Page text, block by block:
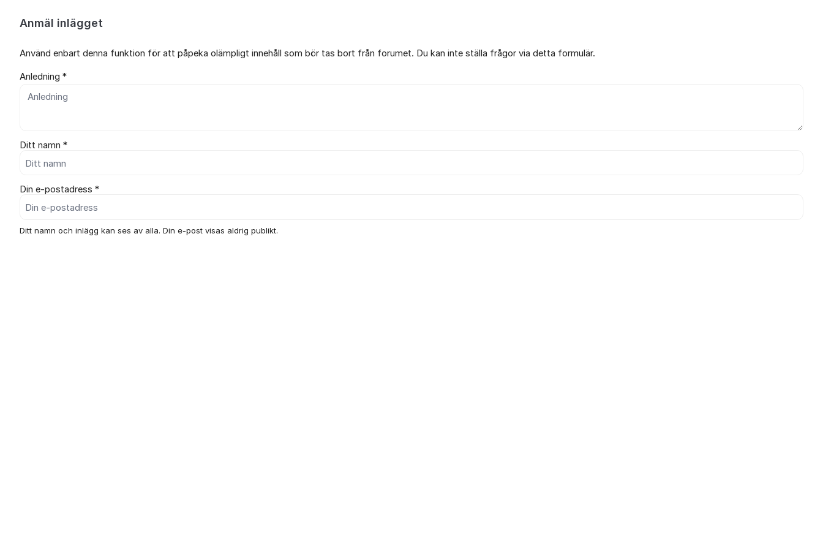
Anmäl inlägget
Använd enbart denna funktion för att påpeka olämpligt innehåll som bör tas bort från forumet. Du kan inte ställa frågor via detta formulär.
Anledning *
Ditt namn *
Din e-postadress *
Ditt namn och inlägg kan ses av alla. Din e-post visas aldrig publikt.